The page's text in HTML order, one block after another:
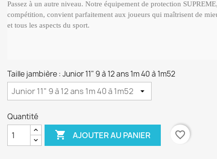
Passez à un autre niveau. Notre équipement de protection
compétition, convient parfaitement aux joueurs qui maîtrisent de
et tous les aspects du sport.
Taille jambière : Junior 11" 9 à 12 ans 1m 40 à 1m52
Quantité
 AJOUTER AU PANIER favorite_border